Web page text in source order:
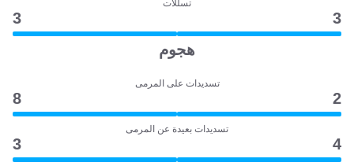
تسللات
3
3
هجوم
تسديدات على المرمى
2
8
تسديدات بعيدة عن المرمى
4
3